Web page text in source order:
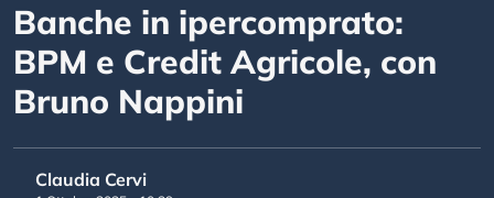
Banche in ipercomprato:
BPM e Credit Agricole, con
Bruno Nappini
Claudia Cervi